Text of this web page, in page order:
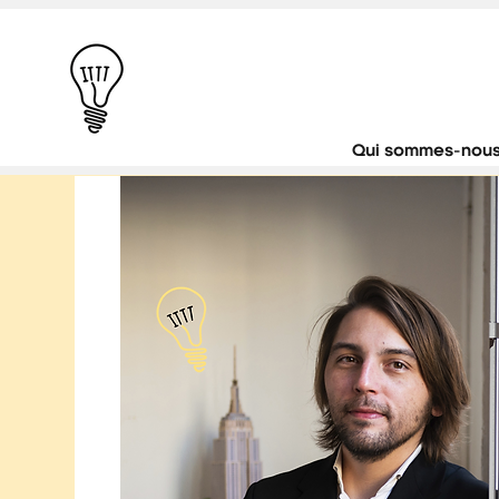
Qui sommes-